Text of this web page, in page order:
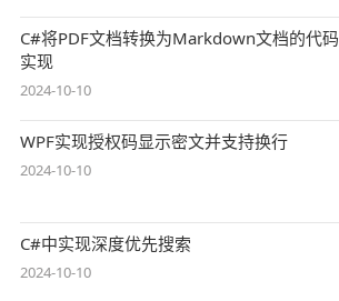
C#将PDF文档转换为Markdown文档的代码
实现
2024-10-10
WPF实现授权码显示密文并支持换行
2024-10-10
C#中实现深度优先搜索
2024-10-10